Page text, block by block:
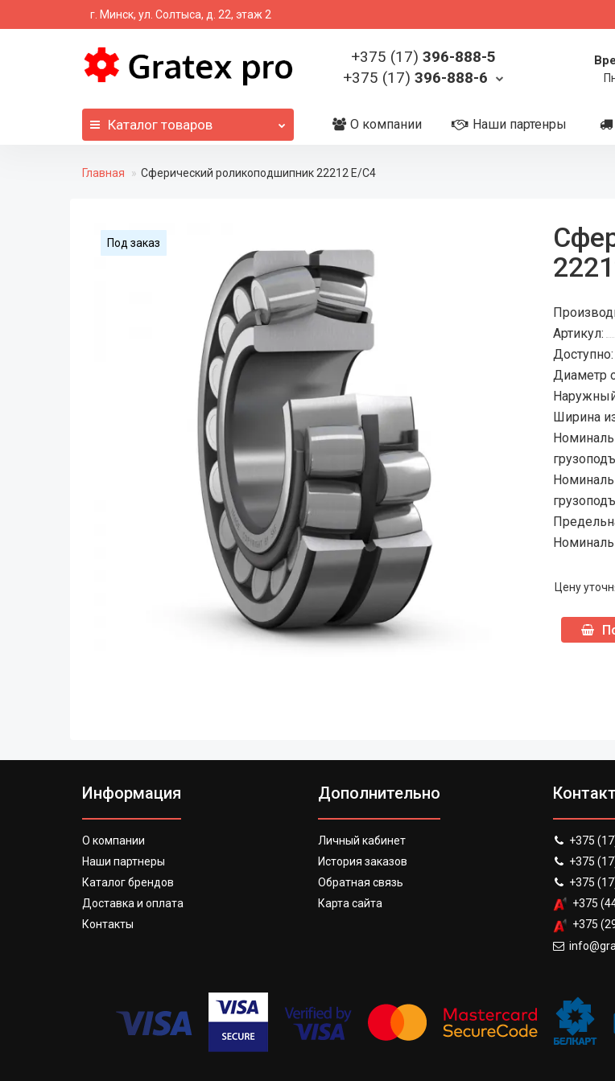
г. Минск, ул. Солтыса, д. 22, этаж 2
+375 (17) 396-888-5
+375 (17) 396-888-6
Каталог товаров О компании Наши партенры
Главная Сферический роликоподшипник 22212 E/C4
Под заказ
Артикул:
Доступно:
Диаметр
Ширина
Цену
Информация
О компании
Наши партнеры
Каталог брендов
Доставка и оплата
Контакты
Дополнительно
Личный кабинет
История заказов
Обратная связь
Карта сайта
+375
+375
+375
+375
+375